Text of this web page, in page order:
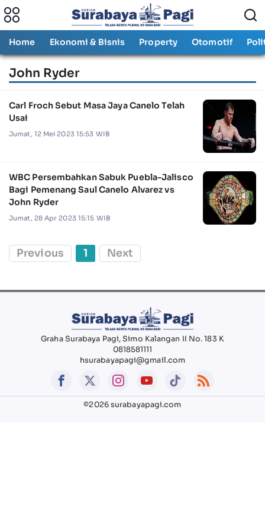
Home Ekonomi & Bisnis Property Otomotif
John Ryder
Carl Froch Sebut Masa Jaya Canelo Telah
Usai
Jumat, 12 Mei 2023 15:53 WIB
WBC Persembahkan Sabuk Puebla-Jalisco
Bagi Pemenang Saul Canelo Alvarez vs
John Ryder
Jumat, 28 Apr 2023 15:15 WIB
Previous 1 Next
Graha Surabaya Pagi, Simo Kalangan II No. 183 K
0818581111
hsurabayapagi@gmail.com
©2026 surabayapagi.com